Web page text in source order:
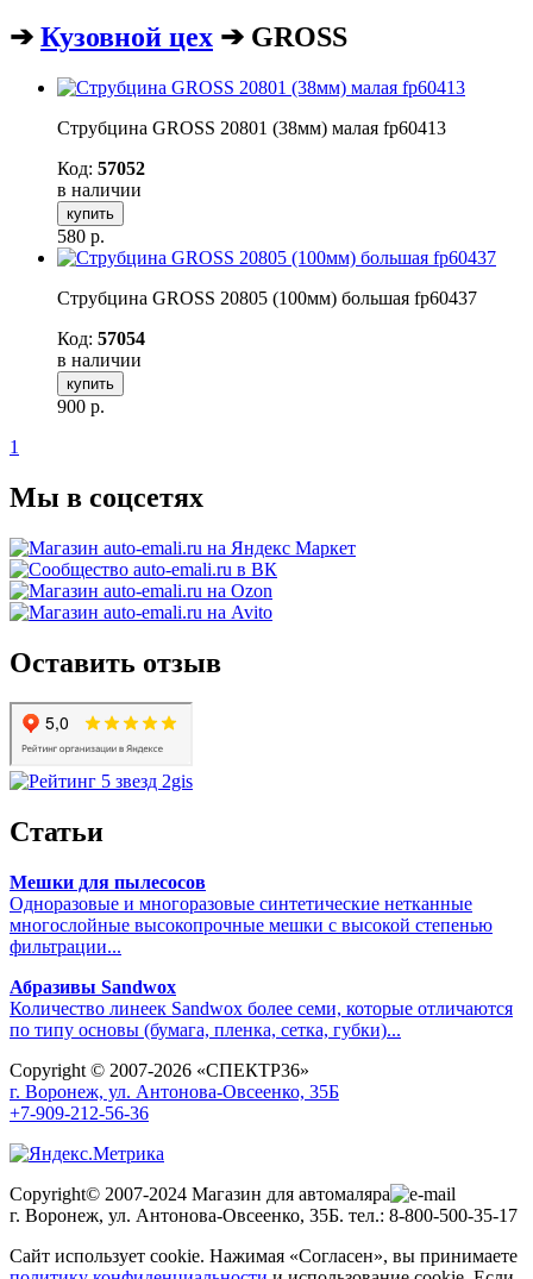
➔ Кузовной цех ➔ GROSS
Струбцина GROSS 20801 (38мм) малая fp60413
Код: 57052
в наличии
купить
580 р.
Струбцина GROSS 20805 (100мм) большая fp60437
Код: 57054
в наличии
купить
900 р.
1
Мы в соцсетях
Оставить отзыв
Статьи
Мешки для пылесосов
Одноразовые и многоразовые синтетические нетканные
многослойные высокопрочные мешки с высокой степенью
фильтрации...
Абразивы Sandwox
Количество линеек Sandwox более семи, которые отличаются
по типу основы (бумага, пленка, сетка, губки)...
Copyright © 2007-2026 «СПЕКТР36»
г. Воронеж, ул. Антонова-Овсеенко, 35Б
+7-909-212-56-36
Copyright© 2007-2024 Магазин для автомаляра
г. Воронеж, ул. Антонова-Овсеенко, 35Б. тел.: 8-800-500-35-17
Сайт использует cookie. Нажимая «Согласен», вы принимаете